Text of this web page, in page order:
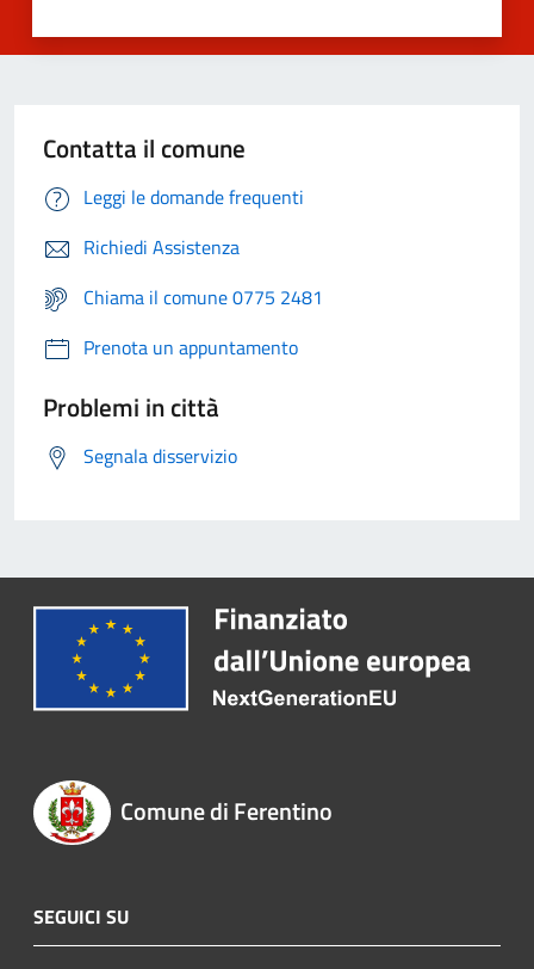
Contatta il comune
Leggi le domande frequenti
Richiedi Assistenza
Chiama il comune 0775 2481
Prenota un appuntamento
Problemi in città
Segnala disservizio
Comune di Ferentino
SEGUICI SU